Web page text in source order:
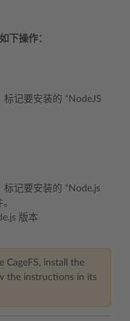
下操作：
标记要安装的 “NodeJS
标记要安装的 “Node.js
版本
CageFS, install the
the instructions in its